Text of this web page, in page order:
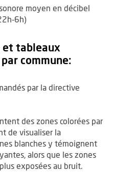
moyen en décibel
6h)
et tableaux
commune:
par la directive
des zones colorées par
de visualiser la
blanches y témoignent
alors que les zones
exposées au bruit.